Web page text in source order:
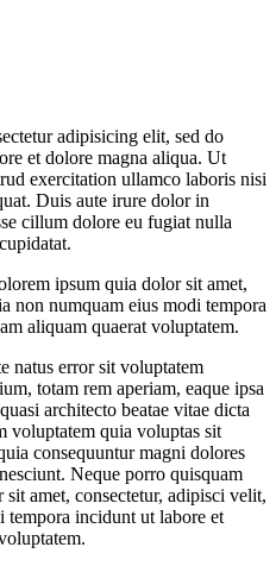
adipisicing elit, sed do
et dolore magna aliqua. Ut
exercitation ullamco laboris nisi
Duis aute irure dolor in
cillum dolore eu fugiat nulla
ipsum quia dolor sit amet,
non numquam eius modi tempora
aliquam quaerat voluptatem.
natus error sit voluptatem
totam rem aperiam, eaque ipsa
architecto beatae vitae dicta
voluptatem quia voluptas sit
consequuntur magni dolores
Neque porro quisquam
amet, consectetur, adipisci velit,
tempora incidunt ut labore et